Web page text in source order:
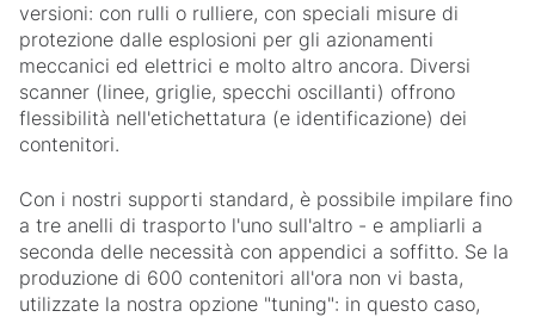
versioni: con rulli o rulliere, con speciali misure di
protezione dalle esplosioni per gli azionamenti
meccanici ed elettrici e molto altro ancora. Diversi
scanner (linee, griglie, specchi oscillanti) offrono
flessibilità nell'etichettatura (e identificazione) dei
contenitori.
Con i nostri supporti standard, è possibile impilare fino
a tre anelli di trasporto l'uno sull'altro - e ampliarli a
seconda delle necessità con appendici a soffitto. Se la
produzione di 600 contenitori all'ora non vi basta,
utilizzate la nostra opzione "tuning": in questo caso,